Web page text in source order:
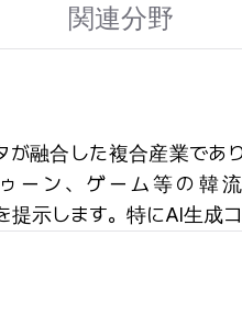
関連分野
が融合した複合産業で
ーン、ゲーム等の韓
示します。特にAI生成